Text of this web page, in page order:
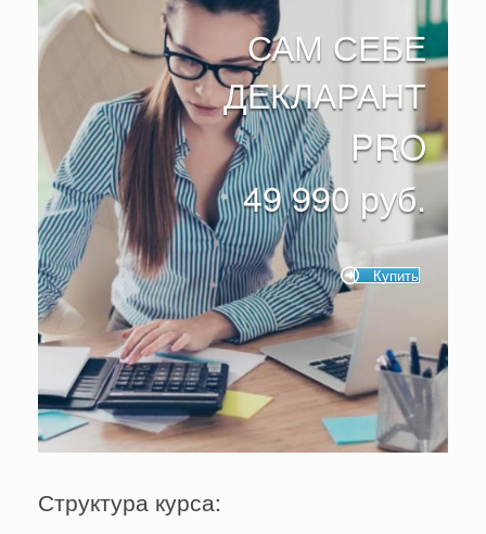
САМ СЕБЕ
ДЕКЛАРАНТ
PRO
49 990 руб.
Купить
Структура курса: